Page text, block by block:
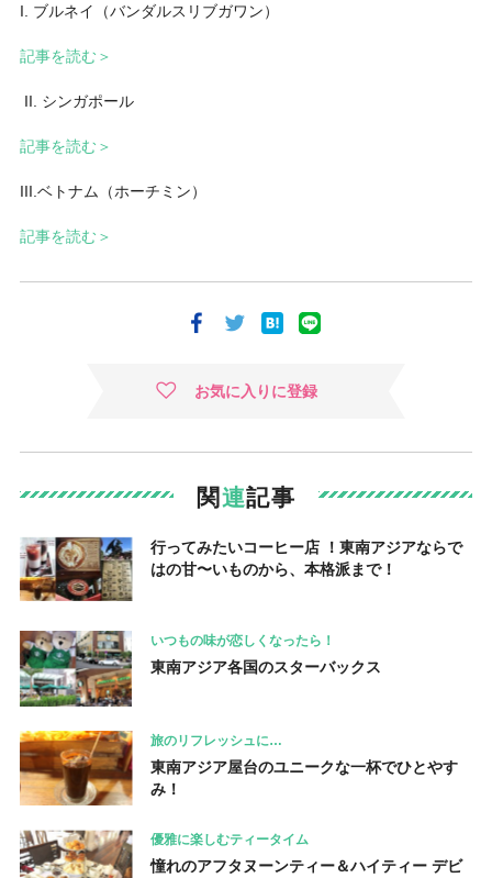
I. ブルネイ（バンダルスリブガワン）
記事を読む＞
II. シンガポール
記事を読む＞
III.ベトナム（ホーチミン）
記事を読む＞
お気に入りに登録
関連記事
行ってみたいコーヒー店 ！東南アジアならで
はの甘〜いものから、本格派まで！
いつもの味が恋しくなったら！
東南アジア各国のスターバックス
旅のリフレッシュに…
東南アジア屋台のユニークな一杯でひとやす
み！
優雅に楽しむティータイム
憧れのアフタヌーンティー＆ハイティー デビ